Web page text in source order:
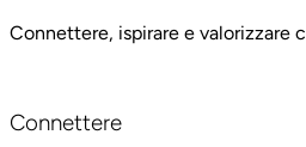
Connettere, ispirare e valorizzare
Connettere